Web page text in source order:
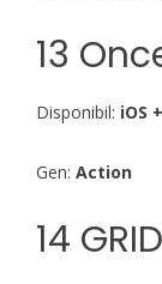
13
Disponibil: iOS
Gen: Action
14